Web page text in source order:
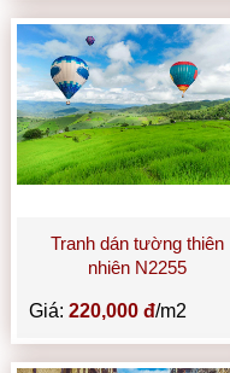
Tranh dán tường thiên
nhiên N2255
Giá:220,000 đ/m2